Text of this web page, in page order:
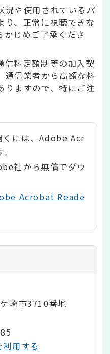
況や使用されているパ
り、正常に視聴できな
かじめご了承くださ
信料定額制等の加入契
通信業者から高額な料
りますので、特にご注
くには、Adobe Acr
社から無償でダウ
Acrobat Reade
崎市3710番地
用する